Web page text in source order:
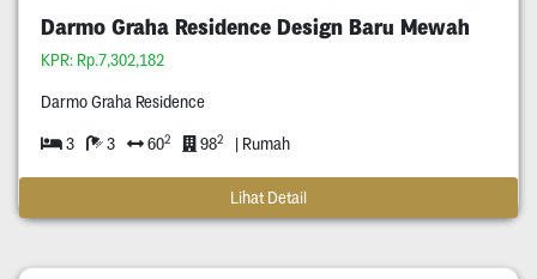
Darmo Graha Residence Design Baru Mewah
KPR: Rp.7,302,182
Darmo Graha Residence
3 3 602 982 | Rumah
Lihat Detail